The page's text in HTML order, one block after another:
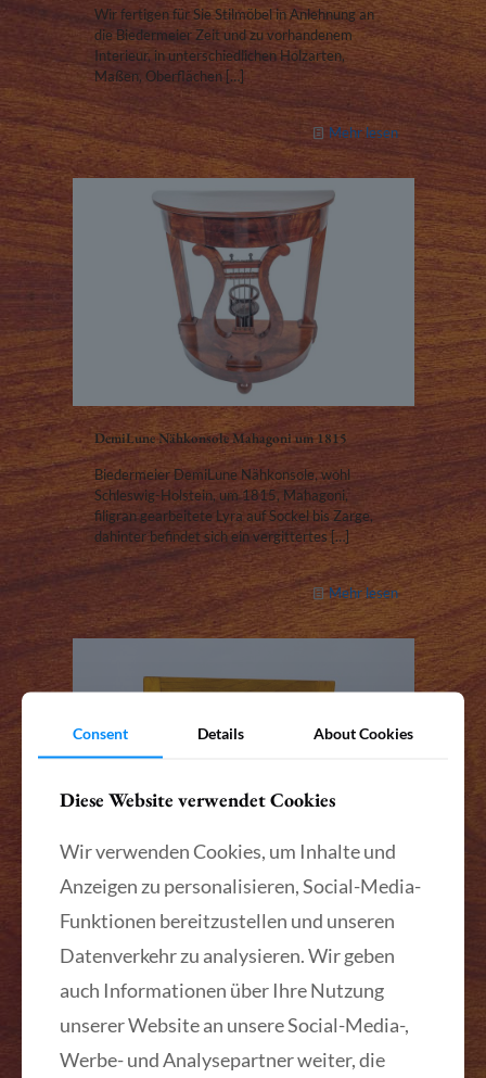
Wir fertigen für Sie Stilmöbel in Anlehnung an
die Biedermeier Zeit und zu vorhandenem
Interieur, in unterschiedlichen Holzarten,
Maßen, Oberflächen[…]
Mehr lesen
DemiLune Nähkonsole Mahagoni um 1815
Biedermeier DemiLune Nähkonsole, wohl
Schleswig-Holstein, um 1815, Mahagoni,
filigran gearbeitete Lyra auf Sockel bis Zarge,
dahinter befindet sich ein vergittertes […]
Mehr lesen
Consent Details About Cookies
Diese Website verwendet Cookies
Wir verwenden Cookies, um Inhalte und
Anzeigen zu personalisieren, Social-Media-
Funktionen bereitzustellen und unseren
Datenverkehr zu analysieren. Wir geben
auch Informationen über Ihre Nutzung
unserer Website an unsere Social-Media-,
Werbe- und Analysepartner weiter, die